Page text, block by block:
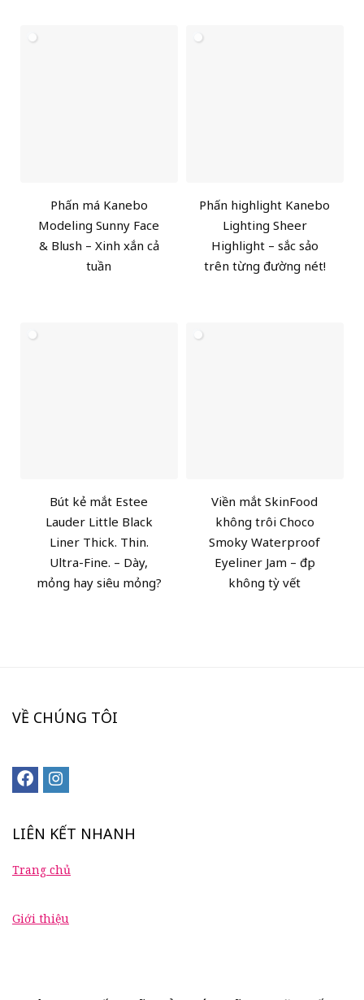
Phấn má Kanebo
Modeling Sunny Face
& Blush – Xinh xắn cả
tuần
Phấn highlight Kanebo
Lighting Sheer
Highlight – sắc sảo
trên từng đường nét!
Bút kẻ mắt Estee
Lauder Little Black
Liner Thick. Thin.
Ultra-Fine. – Dày,
mỏng hay siêu mỏng?
Viền mắt SkinFood
không trôi Choco
Smoky Waterproof
Eyeliner Jam – đẹp
không tỳ vết
VỀ CHÚNG TÔI
LIÊN KẾT NHANH
Trang chủ
Giới thiệu